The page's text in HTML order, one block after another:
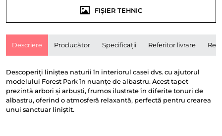
FIȘIER TEHNIC
Descriere Producător Specificații Referitor livrare
Descoperiți liniștea naturii în interiorul casei dvs. cu ajutorul
modelului Forest Park în nuanțe de albastru. Acest tapet
prezintă arbori și arbuști, frumos ilustrate în diferite tonuri de
albastru, oferind o atmosferă relaxantă, perfectă pentru crearea
unui sanctuar liniștit.